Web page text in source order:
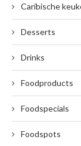
Caribische
Desserts
Drinks
Foodproducts
Foodspecials
Foodspots